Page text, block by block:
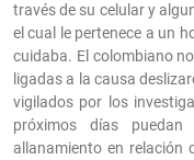
través de su celular y
el cual le pertenece a un
cuidaba. El colombiano
ligadas a la causa
vigilados por los
próximos días
allanamiento en relación